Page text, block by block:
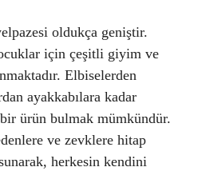
oldukça geniştir.
için çeşitli giyim ve
Elbiselerden
ayakkabılara kadar
ürün bulmak mümkündür.
ve zevklere hitap
herkesin kendini